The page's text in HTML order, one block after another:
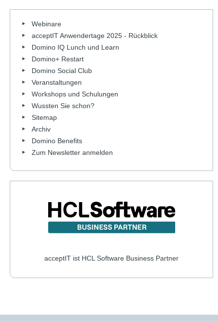
Webinare
acceptIT Anwendertage 2025 - Rückblick
Domino IQ Lunch und Learn
Domino+ Restart
Domino Social Club
Veranstaltungen
Workshops und Schulungen
Wussten Sie schon?
Sitemap
Archiv
Domino Benefits
Zum Newsletter anmelden
acceptIT ist HCL Software Business Partner